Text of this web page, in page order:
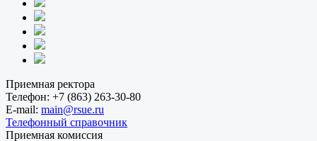
Приемная ректора
Телефон: +7 (863) 263-30-80
E-mail: main@rsue.ru
Телефонный справочник
Приемная комиссия